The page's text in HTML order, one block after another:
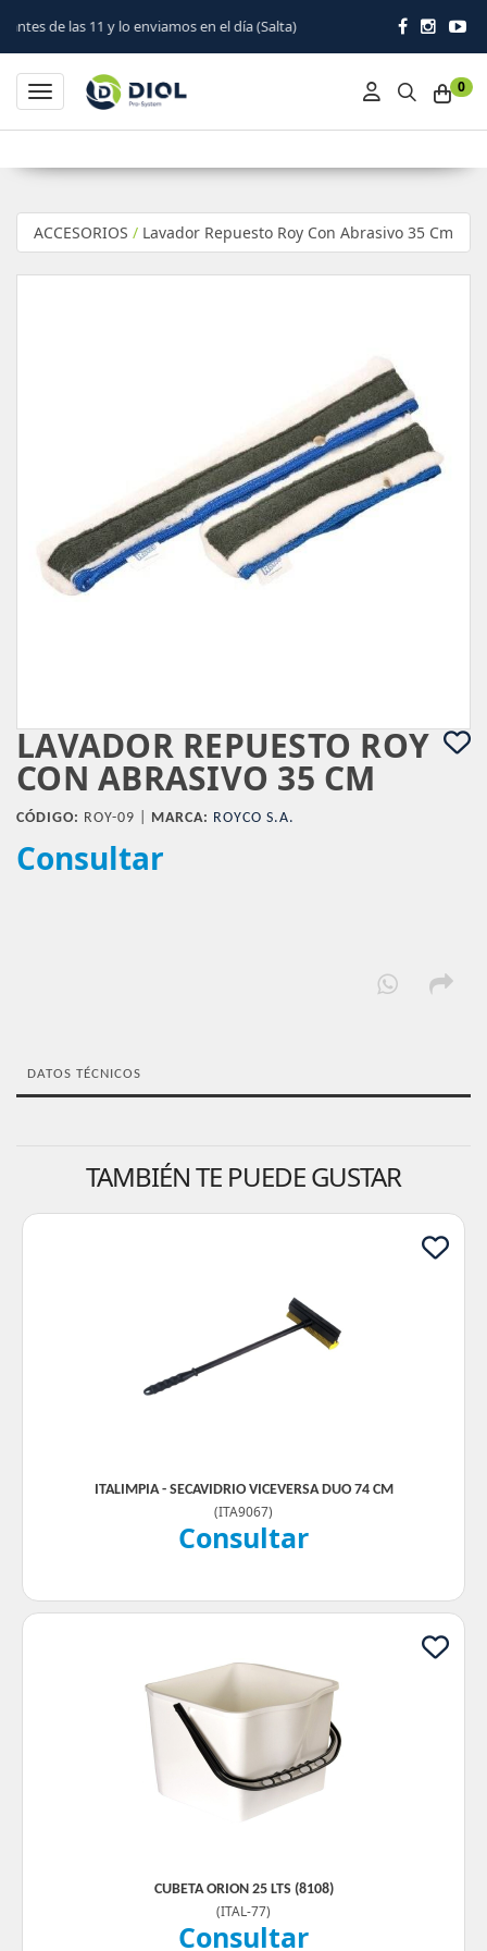
lo enviamos en el día (Salta)
0
Toggle navigation
ACCESORIOS / Lavador Repuesto Roy Con Abrasivo 35 Cm
LAVADOR REPUESTO ROY
CON ABRASIVO 35 CM
CÓDIGO: ROY-09 | MARCA: ROYCO S.A.
Consultar
DATOS TÉCNICOS
TAMBIÉN TE PUEDE GUSTAR
ITALIMPIA - SECAVIDRIO VICEVERSA DUO 74 CM
(ITA9067)
Consultar
CUBETA ORION 25 LTS (8108)
(ITAL-77)
Consultar